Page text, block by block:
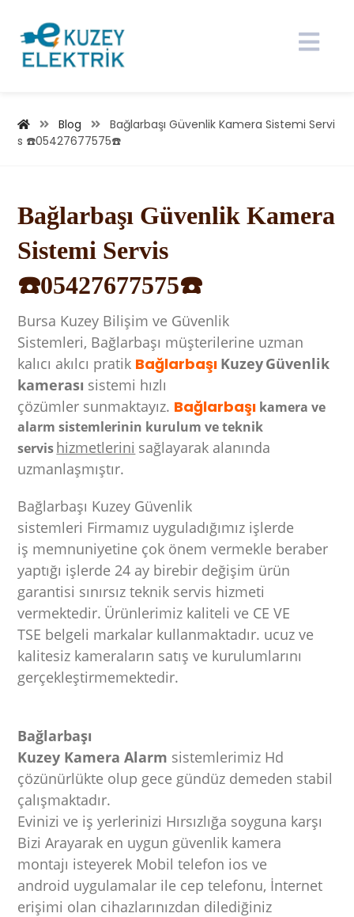
Blog
Bağlarbaşı Güvenlik Kamera Sistemi Servi
s ☎️05427677575☎️
Bağlarbaşı Güvenlik Kamera
Sistemi Servis
☎️05427677575☎️
Bursa Kuzey Bilişim ve Güvenlik
Sistemleri, Bağlarbaşı müşterilerine uzman
kalıcı akılcı pratik Bağlarbaşı KuzeyGüvenlik
kamerası sistemi hızlı
çözümler sunmaktayız. Bağlarbaşı kamera ve
alarm sistemlerinin kurulum ve teknik
servishizmetlerini sağlayarak alanında
uzmanlaşmıştır.
Bağlarbaşı Kuzey Güvenlik
sistemleri Firmamız uyguladığımız işlerde
iş memnuniyetine çok önem vermekle beraber
yaptığı işlerde 24 ay birebir değişim ürün
garantisi sınırsız teknik servis hizmeti
vermektedir. Ürünlerimiz kaliteli ve CE VE
TSE belgeli markalar kullanmaktadır. ucuz ve
kalitesiz kameraların satış ve kurulumlarını
gerçekleştirmemektedir.
Bağlarbaşı
Kuzey Kamera Alarm sistemlerimiz Hd
çözünürlükte olup gece gündüz demeden stabil
çalışmaktadır.
Evinizi ve iş yerlerinizi Hırsızlığa soyguna karşı
Bizi Arayarak en uygun güvenlik kamera
montajı isteyerek Mobil telefon ios ve
android uygulamalar ile cep telefonu, İnternet
erişimi olan cihazlarınızdan dilediğiniz